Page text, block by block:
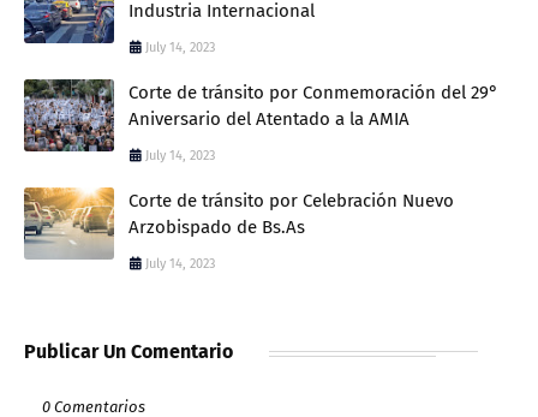
Industria Internacional
July 14, 2023
Corte de tránsito por Conmemoración del 29°
Aniversario del Atentado a la AMIA
July 14, 2023
Corte de tránsito por Celebración Nuevo
Arzobispado de Bs.As
July 14, 2023
Publicar Un Comentario
0 Comentarios